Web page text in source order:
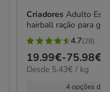
CriadoresAdulto
hairball ração para
4.7
estrelas
com
4.7(28)
Preço
de
19.99€-75.98€
5.43€
Desde 5.43€ / kg
4 opções de